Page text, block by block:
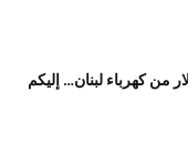
مليون دولار من كهرباء لبنان… إليكم